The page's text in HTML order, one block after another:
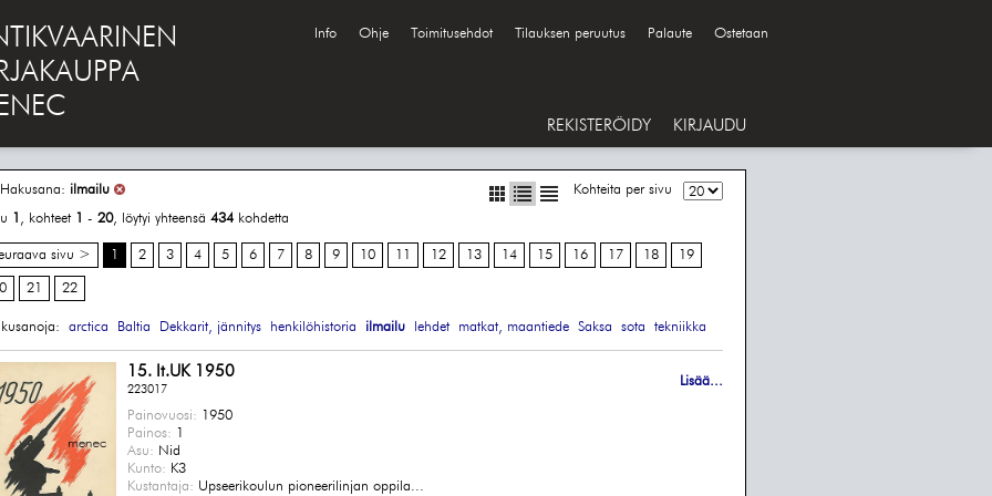
Info Ohje Toimitusehdot Tilauksen peruutus Palaute Ostetaan
REKISTERÖIDY KIRJAUDU
Kohteita per sivu
ilmailu
1 , kohteet 1 - 20, löytyi yhteensä 434 kohdetta
sivu > 1 2 3 4 5 6 7 8 9 10 11 12 13 14 15 16 17 18 19
21 22
arctica Baltia Dekkarit, jännitys henkilöhistoria ilmailu lehdet matkat, maantiede Saksa sota tekniikka
15. It.UK 1950
223017
Painovuosi: 1950
Painos: 1
Asu: Nid
Kunto: K3
Kustantaja: Upseerikoulun pioneerilinjan oppila...
Lisää...